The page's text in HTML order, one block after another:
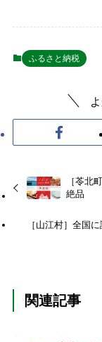
ふるさと納税
［苓北
絶品
［山江村］全国
関連記事